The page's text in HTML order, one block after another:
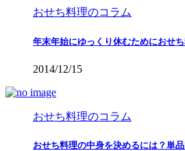
おせち料理のコラム
年末年始にゆっくり休むためにおせ
2014/12/15
おせち料理のコラム
おせち料理の中身を決めるには？単